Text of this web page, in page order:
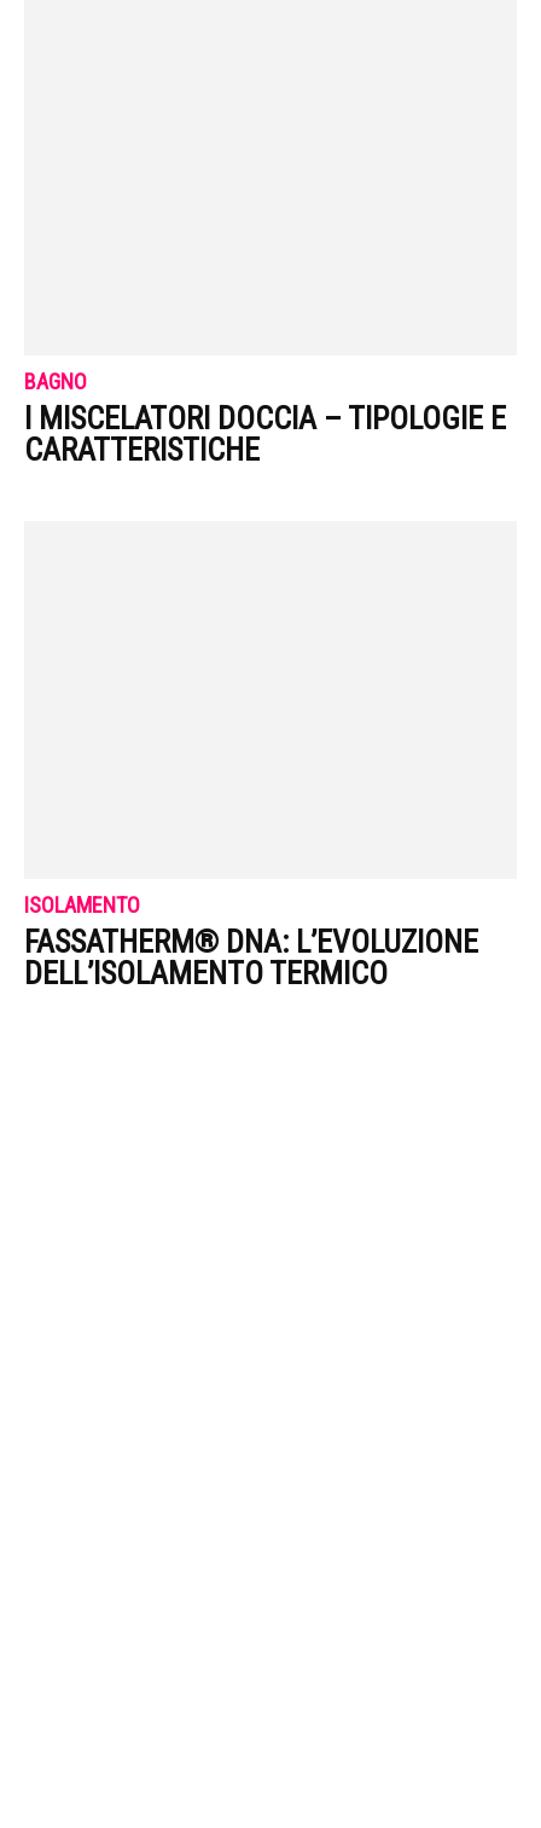
BAGNO
I MISCELATORI DOCCIA – TIPOLOGIE E
CARATTERISTICHE
ISOLAMENTO
FASSATHERM® DNA: L’EVOLUZIONE
DELL’ISOLAMENTO TERMICO